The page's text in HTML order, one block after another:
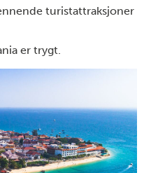
turistattraksjoner
er trygt.